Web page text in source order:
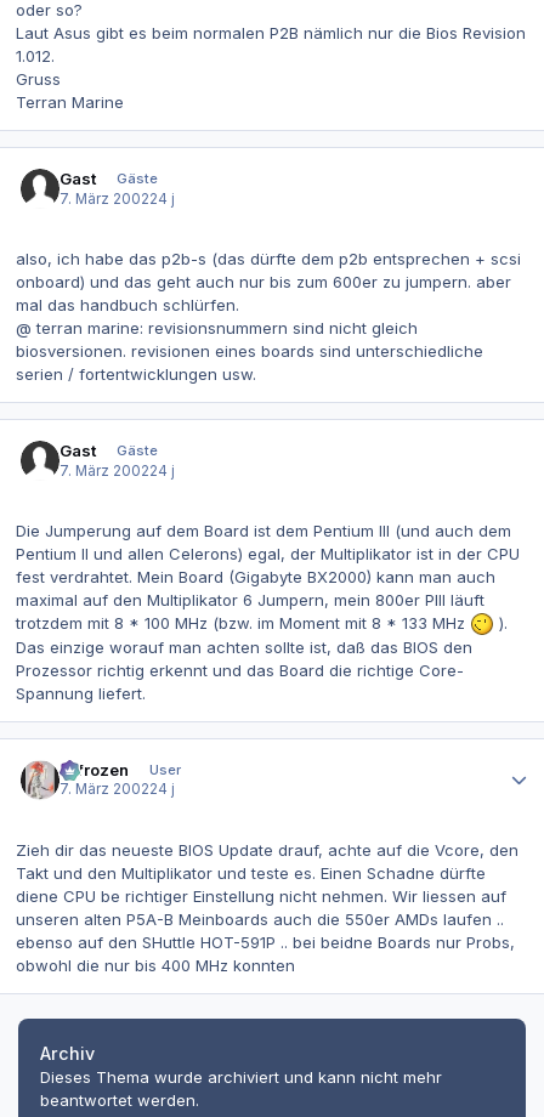
oder so?
Laut Asus gibt es beim normalen P2B nämlich nur die Bios Revision
1.012.
Gruss
Terran Marine
Gast
Gäste
7. März 200224 j
also, ich habe das p2b-s (das dürfte dem p2b entsprechen + scsi
onboard) und das geht auch nur bis zum 600er zu jumpern. aber
mal das handbuch schlürfen.
@ terran marine: revisionsnummern sind nicht gleich
biosversionen. revisionen eines boards sind unterschiedliche
serien / fortentwicklungen usw.
Gast
Gäste
7. März 200224 j
Die Jumperung auf dem Board ist dem Pentium III (und auch dem
Pentium II und allen Celerons) egal, der Multiplikator ist in der CPU
fest verdrahtet. Mein Board (Gigabyte BX2000) kann man auch
maximal auf den Multiplikator 6 Jumpern, mein 800er PIII läuft
trotzdem mit 8 * 100 MHz (bzw. im Moment mit 8 * 133 MHz
).
Das einzige worauf man achten sollte ist, daß das BIOS den
Prozessor richtig erkennt und das Board die richtige Core-
Spannung liefert.
2-frozen
User
7. März 200224 j
Zieh dir das neueste BIOS Update drauf, achte auf die Vcore, den
Takt und den Multiplikator und teste es. Einen Schadne dürfte
diene CPU be richtiger Einstellung nicht nehmen. Wir liessen auf
unseren alten P5A-B Meinboards auch die 550er AMDs laufen ..
ebenso auf den SHuttle HOT-591P .. bei beidne Boards nur Probs,
obwohl die nur bis 400 MHz konnten
Archiv
Dieses Thema wurde archiviert und kann nicht mehr
beantwortet werden.